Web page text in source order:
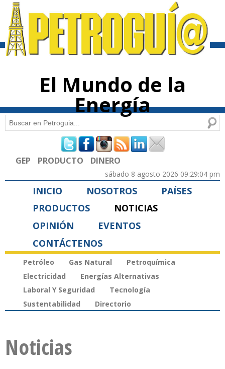
contenido
El Mundo de la
Energía
Formulario de búsqueda
Buscar
GEP PRODUCTO DINERO
sábado 8 agosto 2026 09:29:04 pm
INICIO NOSOTROS
PAÍSES
PRODUCTOS
NOTICIAS
OPINIÓN
EVENTOS
CONTÁCTENOS
Petróleo Gas Natural
Petroquímica
Electricidad
Energías Alternativas
Laboral Y Seguridad
Tecnología
Sustentabilidad
Directorio
Noticias